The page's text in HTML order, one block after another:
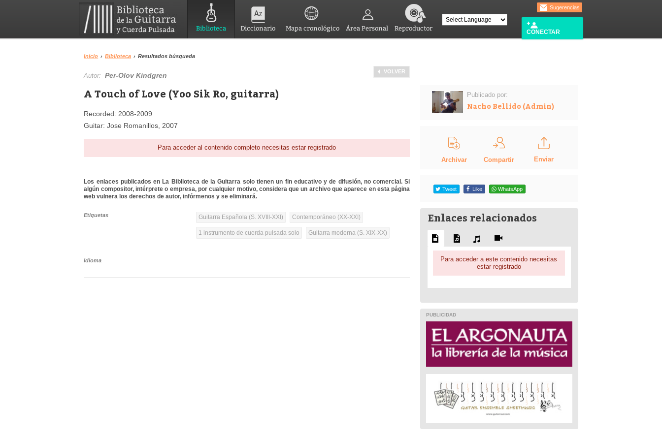
Biblioteca Diccionario Mapa cronológico Área Personal Reproductor
Sugerencias
CONECTAR
Inicio › Biblioteca › Resultados búsqueda
VOLVER
Autor:Per-Olov Kindgren
A Touch of Love (Yoo Sik Ro, guitarra)
Recorded: 2008-2009
Guitar: Jose Romanillos, 2007
Para acceder al contenido completo necesitas estar registrado
Los enlaces publicados en La Biblioteca de la Guitarra solo tienen un fin educativo y de difusión, no comercial. Si
algún compositor, intérprete o empresa, por cualquier motivo, considera que un archivo que aparece en esta página
web vulnera los derechos de autor, infórmenos y se eliminará.
Etiquetas Guitarra Española (S. XVIII-XXI) Contemporáneo (XX-XXI)
1 instrumento de cuerda pulsada solo Guitarra moderna (S. XIX-XX)
Idioma
Publicado por:
Nacho Bellido (Admin)
Archivar Compartir Enviar
Tweet Like WhatsApp
Enlaces relacionados
Para acceder a este contenido necesitas
estar registrado
PUBLICIDAD